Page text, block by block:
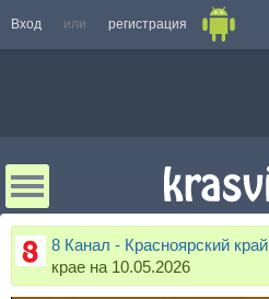
Вход или регистрация
8 Канал - Красноярский край
крае на 10.05.2026